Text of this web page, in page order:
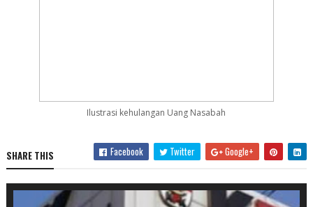
Ilustrasi kehulangan Uang Nasabah
SHARE THIS Facebook Twitter Google+